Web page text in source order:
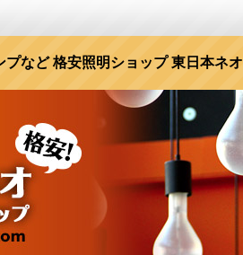
など 格安照明ショップ 東日本ネオ